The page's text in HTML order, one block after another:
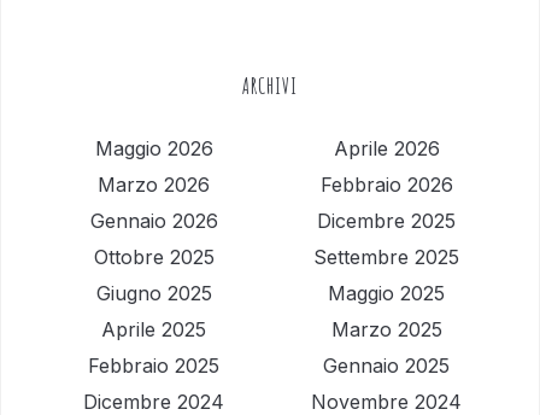
ARCHIVI
Maggio 2026
Aprile 2026
Marzo 2026
Febbraio 2026
Gennaio 2026
Dicembre 2025
Ottobre 2025
Settembre 2025
Giugno 2025
Maggio 2025
Aprile 2025
Marzo 2025
Febbraio 2025
Gennaio 2025
Dicembre 2024
Novembre 2024